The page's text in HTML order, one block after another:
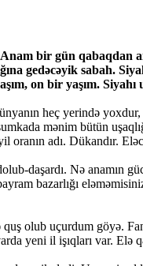
bir gün
gedəcəyik sabah.
on bir yaşım. Siyahı
heç yerində
mənim bütün
adı. Dükandır.
daşardı. Nə anamın
bazarlığı
olub uçurdum göyə.
yeni il işıqları var. Elə